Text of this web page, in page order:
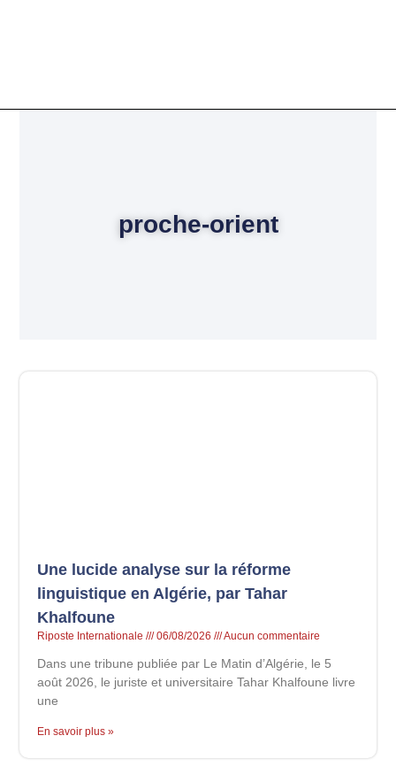
proche-orient
Une lucide analyse sur la réforme
linguistique en Algérie, par Tahar
Khalfoune
Riposte Internationale 06/08/2026 Aucun commentaire
Dans une tribune publiée par Le Matin d’Algérie, le 5
août 2026, le juriste et universitaire Tahar Khalfoune livre
une
En savoir plus »